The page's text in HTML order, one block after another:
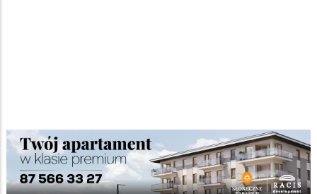
Ścieżka
nawigacyjna
Strona główna/Wiadomości/Z życia miasta/
100-lecie Polskiego Związku Łowieckiego w Suwałkach
FacebookPinterestTumblr
0 Reddit Share